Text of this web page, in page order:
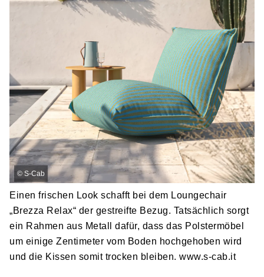
© S-Cab
Einen frischen Look schafft bei dem Loungechair
„Brezza Relax“ der gestreifte Bezug. Tatsächlich sorgt
ein Rahmen aus Metall dafür, dass das Polstermöbel
um einige Zentimeter vom Boden hochgehoben wird
und die Kissen somit trocken bleiben. www.s-cab.it